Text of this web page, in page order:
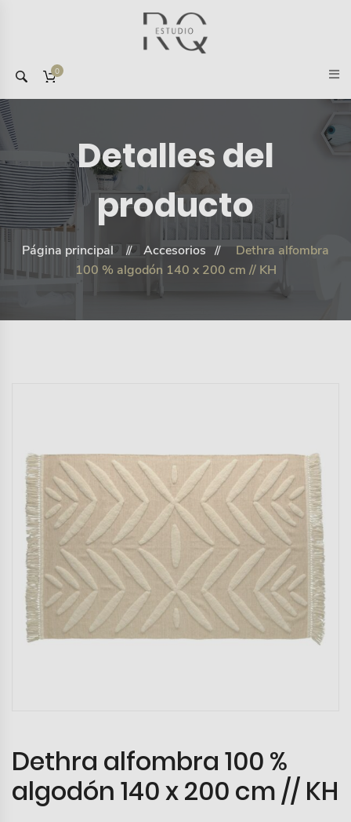
0
Detalles del
producto
Página principal Accesorios
Dethra alfombra
100 % algodón 140 x 200 cm // KH
Dethra alfombra 100 %
algodón 140 x 200 cm // KH